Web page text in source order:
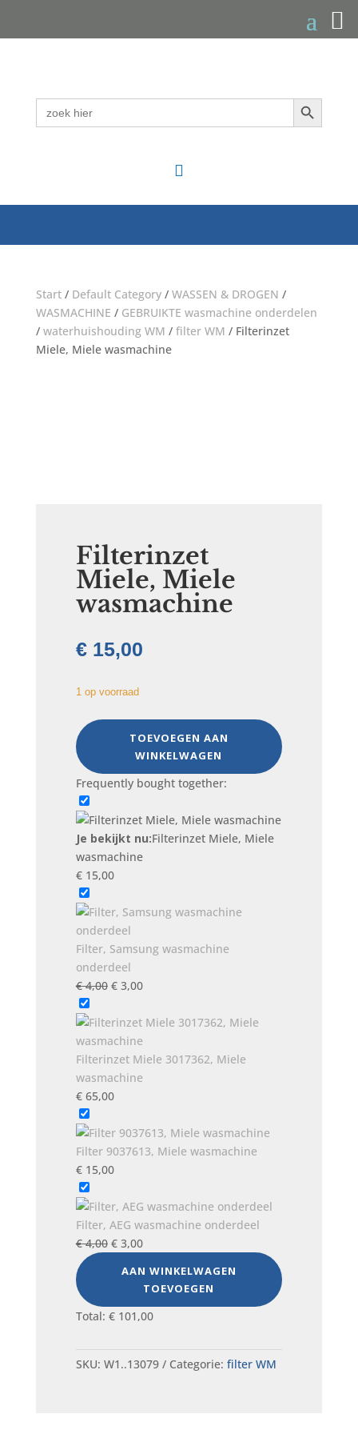
Zoek
naar:
Zoekknop

Start/ Default Category/ WASSEN & DROGEN /
WASMACHINE / GEBRUIKTE wasmachine onderdelen
/ waterhuishouding WM / filter WM / Filterinzet
Miele, Miele wasmachine
Filterinzet
Miele, Miele
wasmachine
€15,00
1 op voorraad
Filterinzet
Miele,
Miele
wasmachine
aantal
TOEVOEGEN AAN
WINKELWAGEN
Frequently bought together:
Je bekijkt nu:Filterinzet Miele, Miele
wasmachine
€15,00
Filter, Samsung wasmachine
onderdeel
€4,00 Oorspronkelijke
was:
€ 4,00.
€3,00Huidige
is:
€ 3,00.
Filterinzet Miele 3017362, Miele
wasmachine
€65,00
Filter 9037613, Miele wasmachine
€15,00
Filter, AEG wasmachine onderdeel
€4,00 Oorspronkelijke
was:
€3,00Huidige
is:
€ 3,00.
AAN WINKELWAGEN
TOEVOEGEN
Total: €101,00
SKU: W1..13079 Categorie: filter WM